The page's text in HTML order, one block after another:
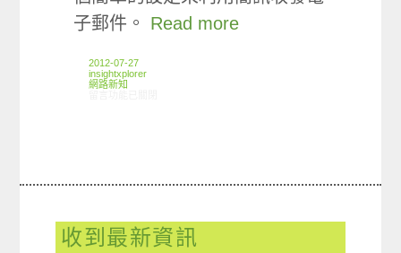
子郵件。 Read more
2012-07-27
insightxplorer
網路新知
收到最新資訊